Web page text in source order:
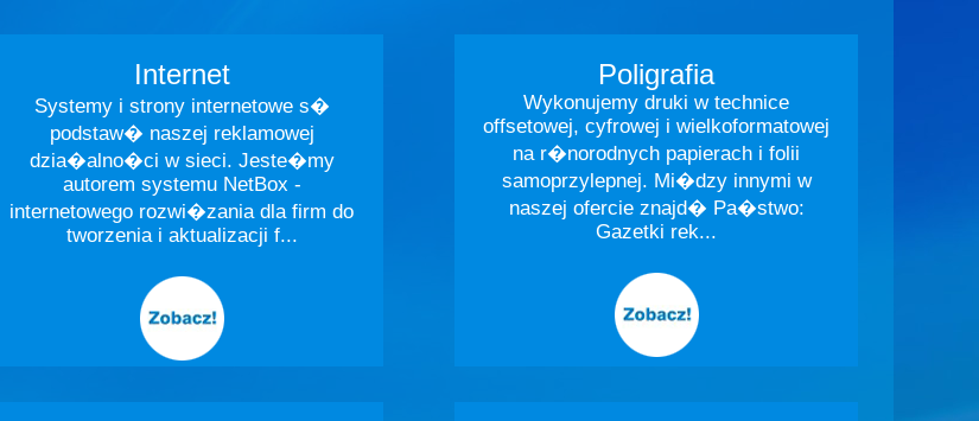
Internet
Systemy i strony internetowe s�
podstaw� naszej reklamowej
dzia�alno�ci w sieci. Jeste�my
autorem systemu NetBox -
internetowego rozwi�zania dla firm do
tworzenia i aktualizacji f...
Poligrafia
Wykonujemy druki w technice
offsetowej, cyfrowej i wielkoformatowej
na r�norodnych papierach i folii
samoprzylepnej. Mi�dzy innymi w
naszej ofercie znajd� Pa�stwo:
Gazetki rek...